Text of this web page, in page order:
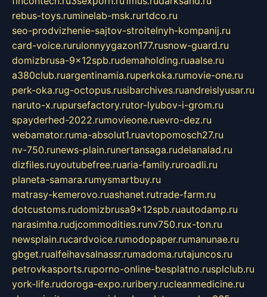
rebus-toys.ruminelab-msk.rurtdco.ru
seo-prodvizhenie-sajtov-stroitelnyh-kompanij.ru
card-voice.rurulonnyygazon177.rusnow-guard.ru
domizbrusa-9x12spb.rudemaholding.ruaalse.ru
a380club.ruargentinamia.ruperkoka.rumovie-one.ru
perk-oka.rug-octopus.rusibarchives.ruandreislyusar.ru
naruto-x.rupursefactory.rutor-lyubov-i-grom.ru
spayderhed-2022.rumovieone.ruevro-dez.ru
webamator.ruma-absolut1.ruavtopomosch27.ru
nv-750.runews-plain.runertansaga.rudelanalad.ru
dizfiles.ruyoutubefree.ruaria-family.ruroadli.ru
planeta-samara.rumysmartbuy.ru
matrasy-kemerovo.ruashanet.rutrade-farm.ru
dotcustoms.rudomizbrusa9x12spb.ruautodamp.ru
narasimha.rudjcommodities.runv750.rux-ton.ru
newsplain.rucardvoice.rumodopaper.rumanunae.ru
gbget.rualfeihavsalnassr.rumadoma.rutajuncos.ru
petrovkasports.ruporno-online-besplatno.rusplclub.ru
york-life.rudoroga-expo.ruribery.rucleanmedicine.ru